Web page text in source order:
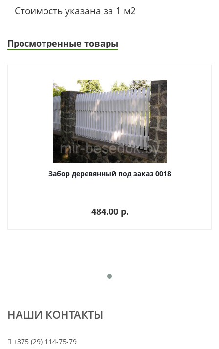
Стоимость указана за 1 м2
Просмотренные товары
Забор деревянный под заказ 0018
484.00 p.
НАШИ КОНТАКТЫ
+375 (29) 114-75-79